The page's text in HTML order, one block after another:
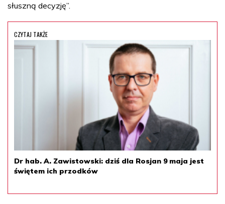
słuszną decyzję”.
CZYTAJ TAKŻE
Dr hab. A. Zawistowski: dziś dla Rosjan 9 maja jest
świętem ich przodków